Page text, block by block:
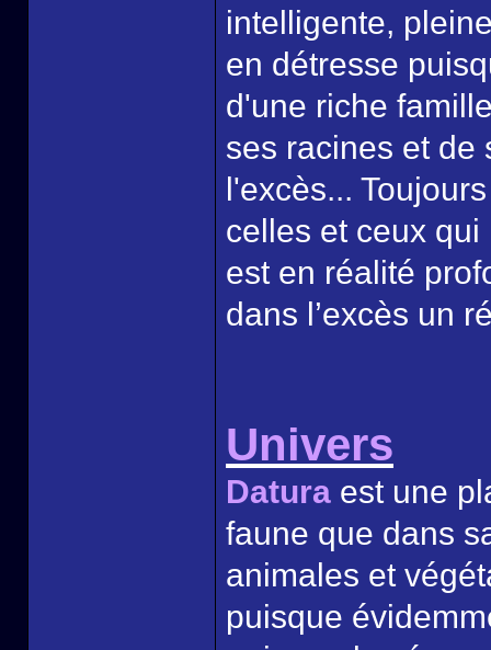
intelligente,
en détresse
d'une riche
ses racines et de
l'excès...
celles et ceux qui
est en réalité
dans l’excès un
Univers
Datura est une
faune que dans
animales et
puisque